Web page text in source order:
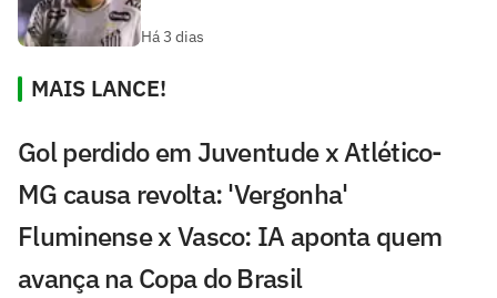
Há 3 dias
MAIS LANCE!
Gol perdido em Juventude x Atlético-
MG causa revolta: 'Vergonha'
Fluminense x Vasco: IA aponta quem
avança na Copa do Brasil